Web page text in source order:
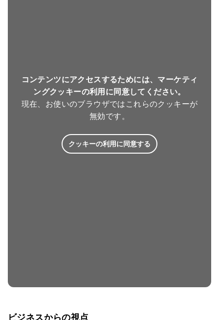
コンテンツにアクセスするためには、マーケティ
ングクッキーの利用に同意してください。
現在、お使いのブラウザではこれらのクッキーが
無効です。
クッキーの利用に同意する
ビジネスからの視点